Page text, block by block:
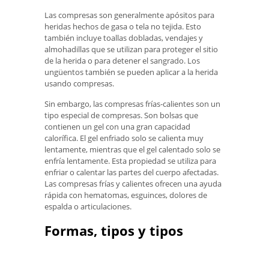
Las compresas son generalmente apósitos para
heridas hechos de gasa o tela no tejida. Esto
también incluye toallas dobladas, vendajes y
almohadillas que se utilizan para proteger el sitio
de la herida o para detener el sangrado. Los
ungüentos también se pueden aplicar a la herida
usando compresas.
Sin embargo, las compresas frías-calientes son un
tipo especial de compresas. Son bolsas que
contienen un gel con una gran capacidad
calorífica. El gel enfriado solo se calienta muy
lentamente, mientras que el gel calentado solo se
enfría lentamente. Esta propiedad se utiliza para
enfriar o calentar las partes del cuerpo afectadas.
Las compresas frías y calientes ofrecen una ayuda
rápida con hematomas, esguinces, dolores de
espalda o articulaciones.
Formas, tipos y tipos